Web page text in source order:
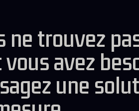
ne trouvez
avez
une